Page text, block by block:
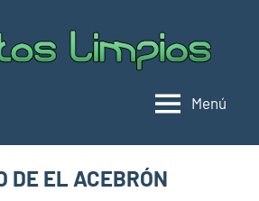
Menú
DE EL ACEBRÓN